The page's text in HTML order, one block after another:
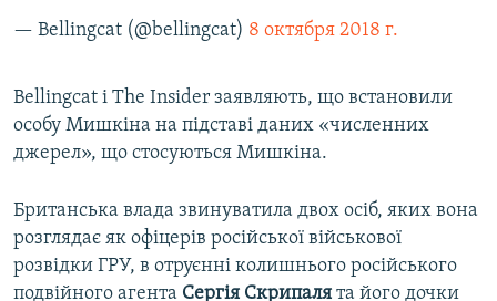
— Bellingcat (@bellingcat) 8 октября 2018 г.
Bellingcat і The Insider заявляють, що встановили
особу Мишкіна на підставі даних «численних
джерел», що стосуються Мишкіна.
Британська влада звинуватила двох осіб, яких вона
розглядає як офіцерів російської військової
розвідки ГРУ, в отруєнні колишнього російського
подвійного агента Сергія Скрипаля та його дочки